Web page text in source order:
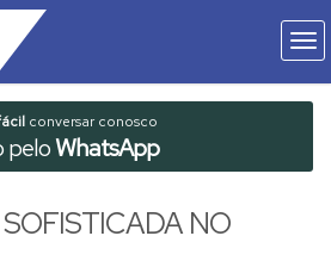
conversar conosco
peloWhatsApp
NO